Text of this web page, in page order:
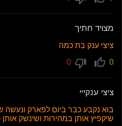
מצויד חתיך
ציצי ענק בת כמה
0
ציצי ענקייי
בוא נקבע כבר ביום לפארק ונעשה
שיקפיץ אותן במהירות ושינשק אותן